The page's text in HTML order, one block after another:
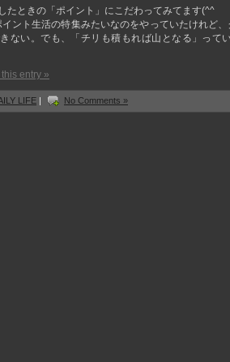
たときの「ポイント」にこだわってみてます(^^ゞ
ント生活の特集みたいなのをやっていたけれど
ない。でも、「チリも積もれば山となる」って
entry »
LIFE | No Comments »